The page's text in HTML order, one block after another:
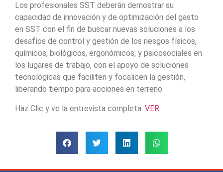
Los profesionales SST deberán demostrar su
capacidad de innovación y de optimización del gasto
en SST con el fin de buscar nuevas soluciones a los
desafíos de control y gestión de los riesgos físicos,
químicos, biológicos, ergonómicos, y psicosociales en
los lugares de trabajo, con el apoyo de soluciones
tecnológicas que faciliten y focalicen la gestión,
liberando tiempo para acciones en terreno.
Haz Clic y ve la entrevista completa: VER